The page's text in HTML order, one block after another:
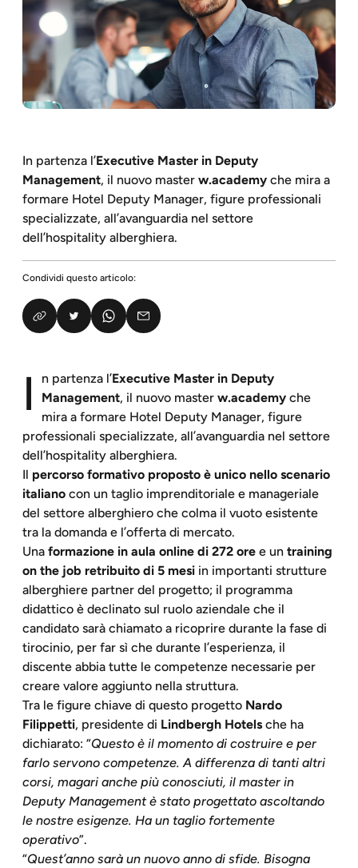
In partenza l’Executive Master in Deputy
Management, il nuovo master w.academy che mira a
formare Hotel Deputy Manager, figure professionali
specializzate, all’avanguardia nel settore
dell’hospitality alberghiera.
Condividi questo articolo:
I n partenza l’Executive Master in Deputy
Management, il nuovo master w.academy che
mira a formare Hotel Deputy Manager, figure
professionali specializzate, all’avanguardia nel settore
dell’hospitality alberghiera.
Il percorso formativo proposto è unico nello scenario
italiano con un taglio imprenditoriale e manageriale
del settore alberghiero che colma il vuoto esistente
tra la domanda e l’offerta di mercato.
Una formazione in aula online di 272 ore e un training
on the job retribuito di 5 mesi in importanti strutture
alberghiere partner del progetto; il programma
didattico è declinato sul ruolo aziendale che il
candidato sarà chiamato a ricoprire durante la fase di
tirocinio, per far sì che durante l’esperienza, il
discente abbia tutte le competenze necessarie per
creare valore aggiunto nella struttura.
Tra le figure chiave di questo progetto Nardo
Filippetti, presidente di Lindbergh Hotels che ha
dichiarato: “Questo è il momento di costruire e per
farlo servono competenze. A differenza di tanti altri
corsi, magari anche più conosciuti, il master in
Deputy Management è stato progettato ascoltando
le nostre esigenze. Ha un taglio fortemente
operativo”.
“Quest’anno sarà un nuovo anno di sfide. Bisogna